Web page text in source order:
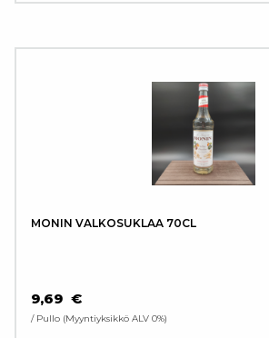
MONIN VALKOSUKLAA 70CL
9,69 €
/ Pullo Myyntiyksikkö ALV 0%